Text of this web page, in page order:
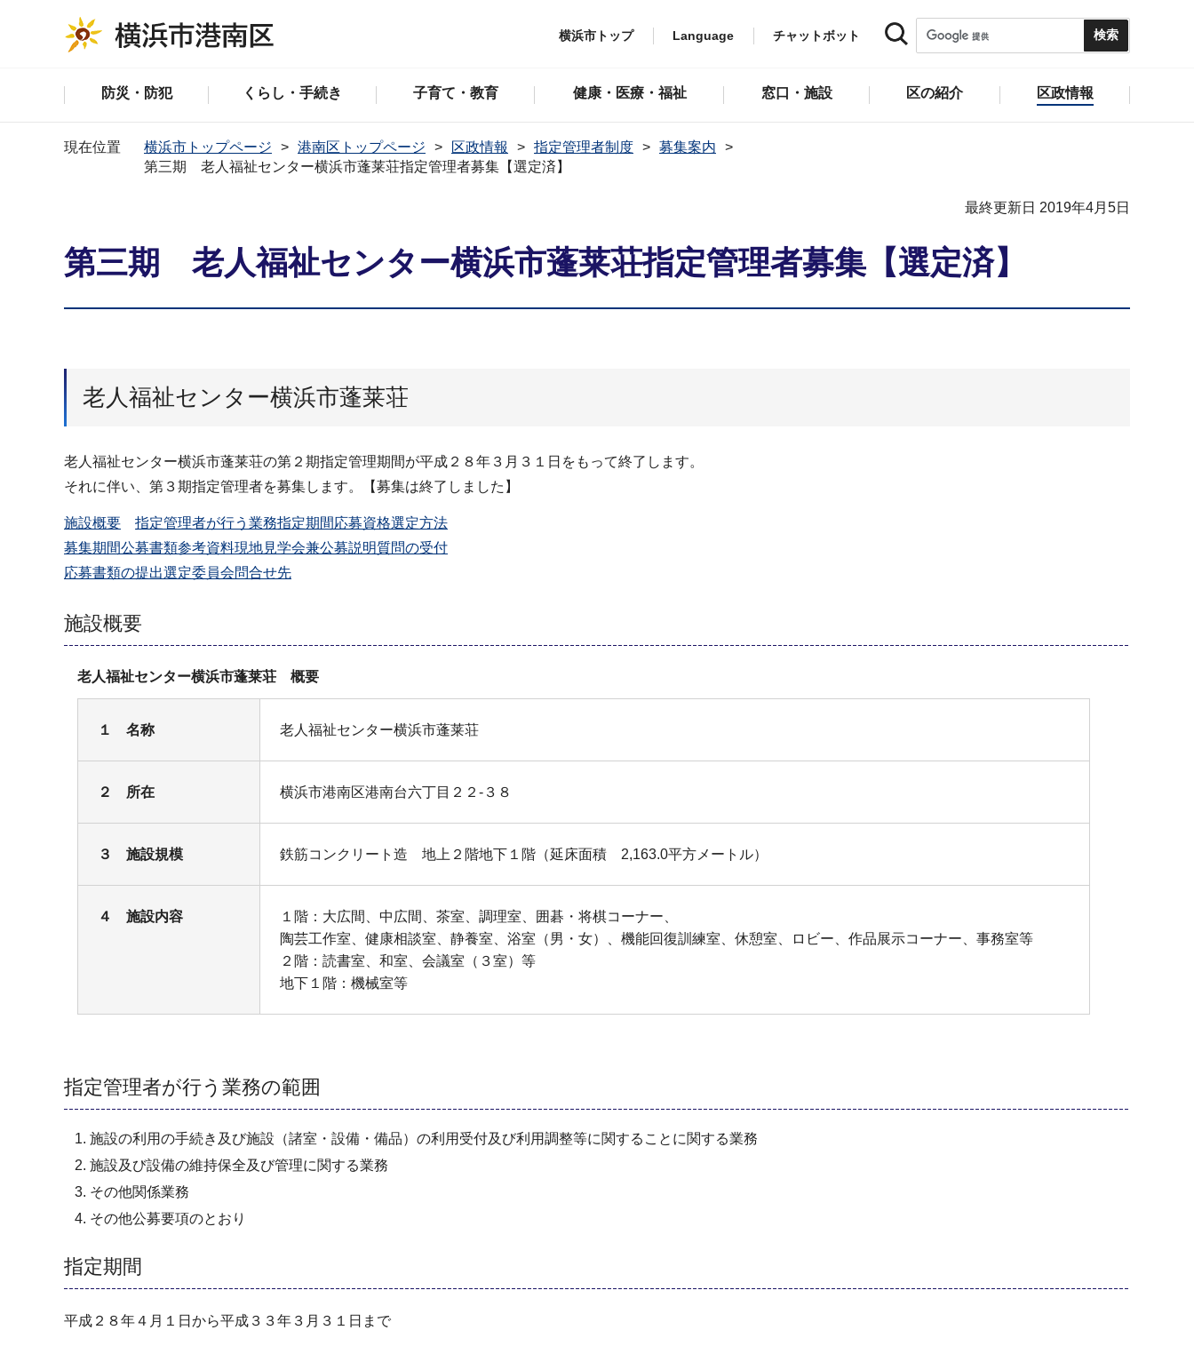
横浜市トップ Language チャットボット
防災・防犯 くらし・手続き 子育て・教育 健康・医療・福祉 窓口・施設 区の紹介 区政情報
現在位置 横浜市トップページ 港南区トップページ 区政情報 指定管理者制度
募集案内
第三期 老人福祉センター横浜市蓬莱荘指定管理者募集【選定済】
最終更新日 2019年4月5日
第三期 老人福祉センター横浜市蓬莱荘指定管理者募集【選定済】
老人福祉センター横浜市蓬莱荘
老人福祉センター横浜市蓬莱荘の第２期指定管理期間が平成２８年３月３１日をもって終了します。
それに伴い、第３期指定管理者を募集します。【募集は終了しました】
施設概要 指定管理者が行う業務指定期間応募資格選定方法
募集期間公募書類参考資料現地見学会兼公募説明質問の受付
応募書類の提出選定委員会問合せ先
施設概要
老人福祉センター横浜市蓬莱荘 概要
１ 名称 老人福祉センター横浜市蓬莱荘
２ 所在 横浜市港南区港南台六丁目２２-３８
３ 施設規模 鉄筋コンクリート造 地上２階地下１階（延床面積 2,163.0平方メートル）
４ 施設内容
１階：大広間、中広間、茶室、調理室、囲碁・将棋コーナー、
陶芸工作室、健康相談室、静養室、浴室（男・女）、機能回復訓練室、休憩室、ロビー、作品展示コーナー、事務室等
２階：読書室、和室、会議室（３室）等
地下１階：機械室等
指定管理者が行う業務の範囲
施設の利用の手続き及び施設（諸室・設備・備品）の利用受付及び利用調整等に関することに関する業務
施設及び設備の維持保全及び管理に関する業務
その他関係業務
その他公募要項のとおり
指定期間
平成２８年４月１日から平成３３年３月３１日まで